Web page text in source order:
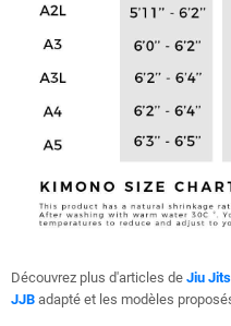
Découvrez plus d'articles de Jiu
JJB adapté et les modèles